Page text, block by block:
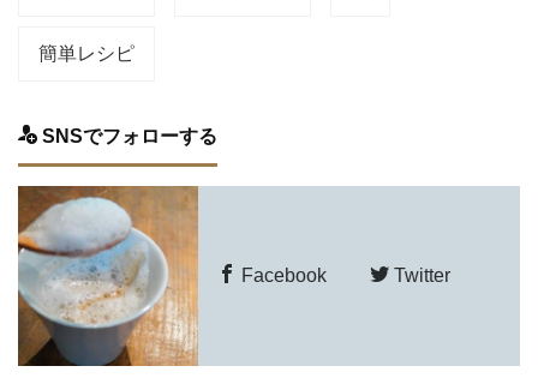
簡単レシピ
SNSでフォローする
Facebook Twitter